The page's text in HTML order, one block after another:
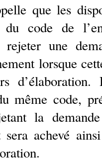
que les
code de
rejeter une
lorsque
même code,
la
achevé